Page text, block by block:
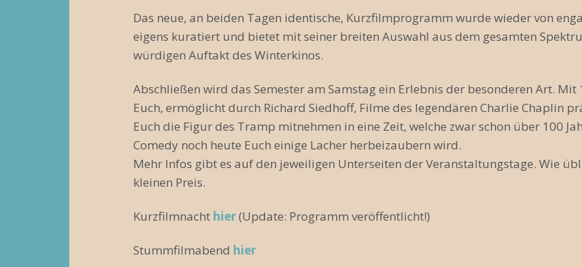
Das neue, an beiden Tagen identische, Kurzfilmprogramm wurde wieder von
eigens kuratiert und bietet mit seiner breiten Auswahl aus dem gesamten
würdigen Auftakt des Winterkinos.
Abschließen wird das Semester am Samstag ein Erlebnis der besonderen Art.
Euch, ermöglicht durch Richard Siedhoff, Filme des legendären Charlie Chaplin
Euch die Figur des Tramp mitnehmen in eine Zeit, welche zwar schon über 100
Comedy noch heute Euch einige Lacher herbeizaubern wird.
Mehr Infos gibt es auf den jeweiligen Unterseiten der Veranstaltungstage. Wie
kleinen Preis.
Kurzfilmnacht hier(Update: Programm veröffentlicht!)
Stummfilmabend hier